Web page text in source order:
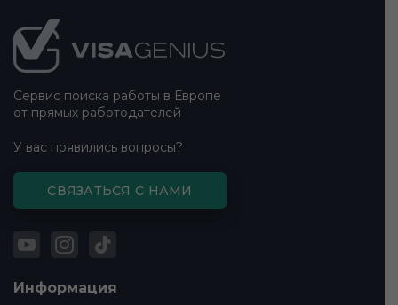
Подвал
сайта
Сервис поиска работы в Европе
от прямых работодателей
У вас появились вопросы?
СВЯЗАТЬСЯ С НАМИ
Информация